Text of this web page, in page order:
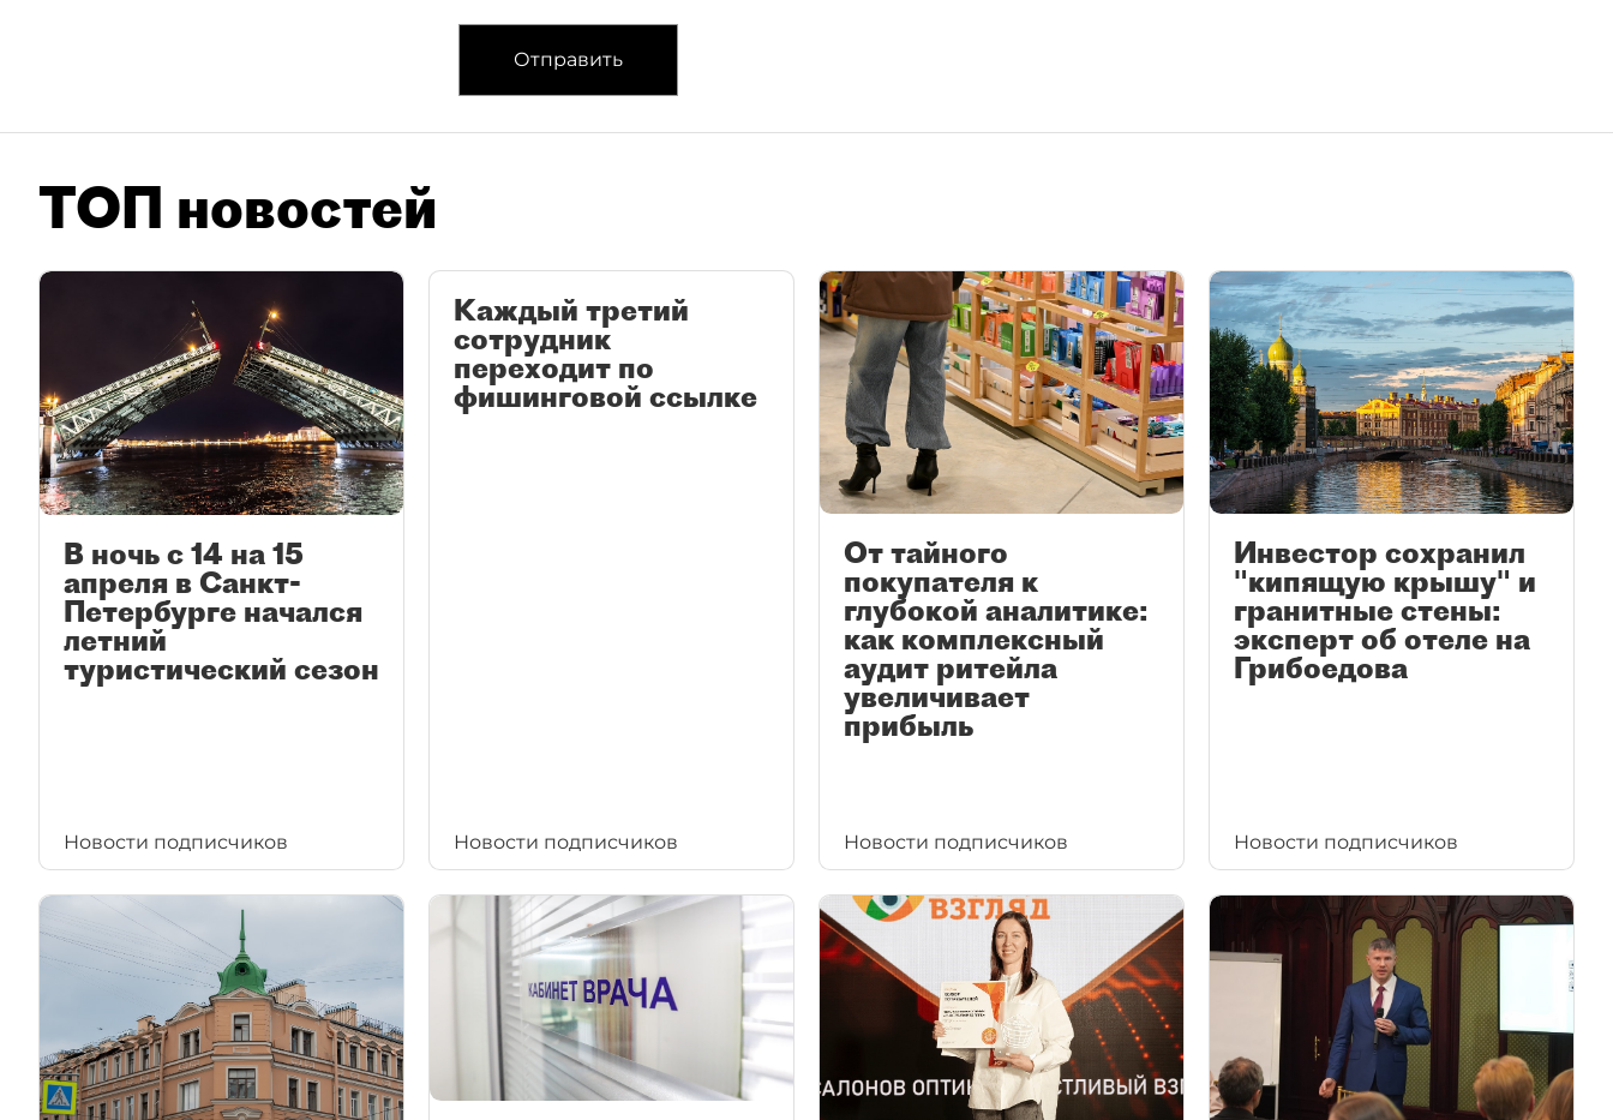
Отправить
ТОП новостей
В ночь с 14 на 15
апреля в Санкт-
Петербурге начался
летний
туристический сезон
Новости подписчиков
Каждый третий
сотрудник
переходит по
фишинговой ссылке
Новости подписчиков
От тайного
покупателя к
глубокой аналитике:
как комплексный
аудит ритейла
увеличивает
прибыль
Новости подписчиков
Инвестор сохранил
"кипящую крышу" и
гранитные стены:
эксперт об отеле на
Грибоедова
Новости подписчиков